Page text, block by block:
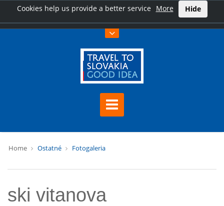
Cookies help us provide a better service More Hide
Home Ostatné Fotogaleria
ski vitanova